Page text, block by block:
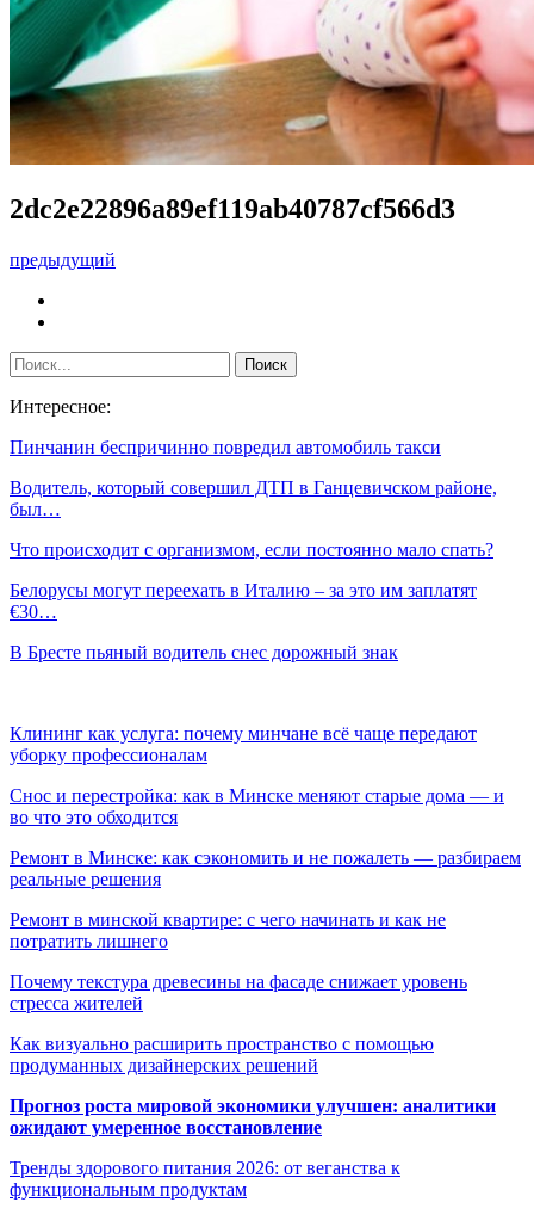
2dc2e22896a89ef119ab40787cf566d3
предыдущий
Интересное:
Пинчанин беспричинно повредил автомобиль такси
Водитель, который совершил ДТП в Ганцевичском районе,
был…
Что происходит с организмом, если постоянно мало спать?
Белорусы могут переехать в Италию – за это им заплатят
€30…
В Бресте пьяный водитель снес дорожный знак
Клининг как услуга: почему минчане всё чаще передают
уборку профессионалам
Снос и перестройка: как в Минске меняют старые дома — и
во что это обходится
Ремонт в Минске: как сэкономить и не пожалеть — разбираем
реальные решения
Ремонт в минской квартире: с чего начинать и как не
потратить лишнего
Почему текстура древесины на фасаде снижает уровень
стресса жителей
Как визуально расширить пространство с помощью
продуманных дизайнерских решений
Прогноз роста мировой экономики улучшен: аналитики
ожидают умеренное восстановление
Тренды здорового питания 2026: от веганства к
функциональным продуктам